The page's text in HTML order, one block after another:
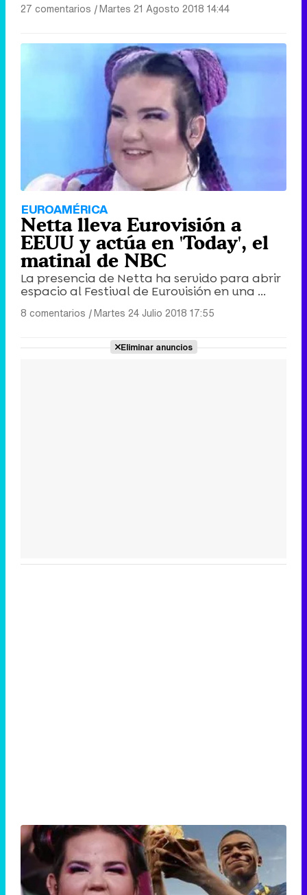
27 comentarios |Martes 21 Agosto 2018 14:44
EUROAMÉRICA
Netta lleva Eurovisión a
EEUU y actúa en 'Today', el
matinal de NBC
La presencia de Netta ha servido para abrir
espacio al Festival de Eurovisión en una ...
8 comentarios |Martes 24 Julio 2018 17:55
Eliminar anuncios